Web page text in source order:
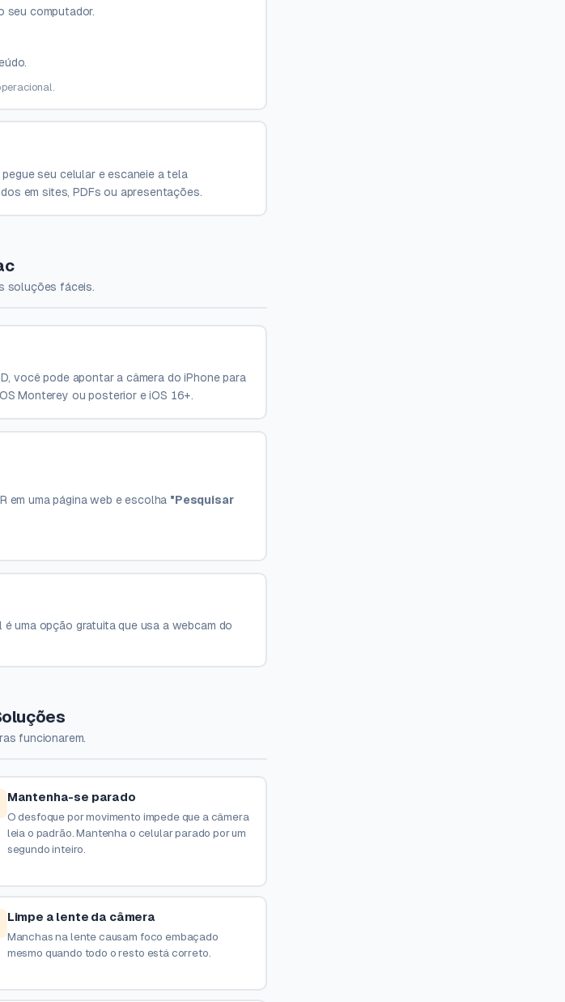
seu computador.
seu celular e escaneie a tela
em sites, PDFs ou apresentações.
soluções fáceis.
você pode apontar a câmera do iPhone para
Monterey ou posterior e iOS 16+.
em uma página web e escolha "Pesquisar
uma opção gratuita que usa a webcam do
funcionarem.
Mantenha-se parado
O desfoque por movimento impede que a câmera
leia o padrão. Mantenha o celular parado por um
segundo inteiro.
Limpe a lente da câmera
Manchas na lente causam foco embaçado
mesmo quando todo o resto está correto.